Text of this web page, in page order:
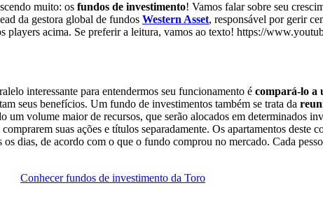
muito: os fundos de investimento! Vamos falar sobre seu
da gestora global de fundos Western Asset, responsável por gerir
players acima. Se preferir a leitura, vamos ao texto! https://
interessante para entendermos seu funcionamento é compará-lo a
seus benefícios. Um fundo de investimentos também se trata da
volume maior de recursos, que serão alocados em determinados
suas ações e títulos separadamente. Os apartamentos
dias, de acordo com o que o fundo comprou no mercado. Cada
Conhecer fundos de investimento da Toro